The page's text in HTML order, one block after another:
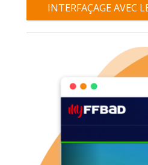
INTERFAÇAGE AVEC